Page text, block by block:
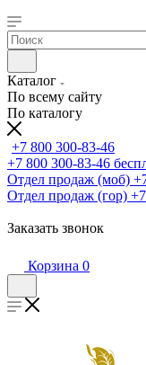
Каталог
По всему сайту
По каталогу
+7 800 300-83-46
+7 800 300-83-46
Отдел продаж (моб)
Отдел продаж (гор)
Заказать звонок
Корзина 0